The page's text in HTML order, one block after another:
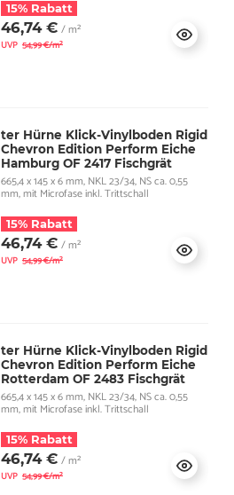
15% Rabatt
46,74 € / m²
UVP 54,99 €/m²
ter Hürne Klick-Vinylboden Rigid
Chevron Edition Perform Eiche
Hamburg OF 2417 Fischgrät
665,4 x 145 x 6 mm, NKL 23/34, NS ca. 0,55
mm, mit Microfase inkl. Trittschall
15% Rabatt
46,74 € / m²
UVP 54,99 €/m²
ter Hürne Klick-Vinylboden Rigid
Chevron Edition Perform Eiche
Rotterdam OF 2483 Fischgrät
665,4 x 145 x 6 mm, NKL 23/34, NS ca. 0,55
mm, mit Microfase inkl. Trittschall
15% Rabatt
46,74 € / m²
UVP 54,99 €/m²